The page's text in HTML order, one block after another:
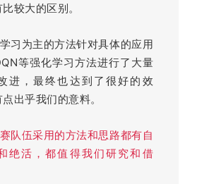
较大的区别。
习为主的方法针对具体的应用
等强化学习方法进行了大量
进，最终也达到了很好的效
出乎我们的意料。
队伍采用的方法和思路都有自
绝活，都值得我们研究和借